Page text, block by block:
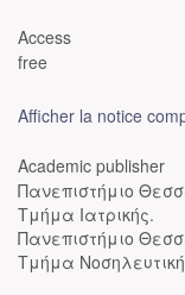
Access
free
Afficher la notice
Academic publisher
Πανεπιστήμιο
Τμήμα Ιατρικής.
Πανεπιστήμιο
Τμήμα